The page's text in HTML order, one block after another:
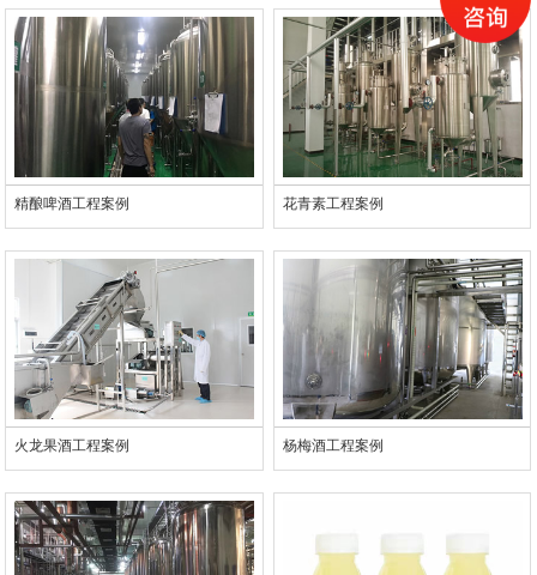
精酿啤酒工程案例 花青素工程案例
火龙果酒工程案例 杨梅酒工程案例